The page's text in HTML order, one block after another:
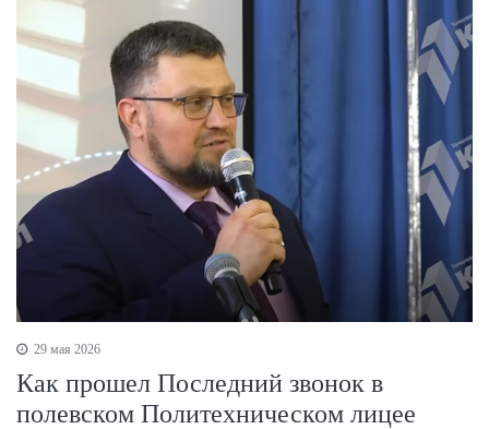
29 мая 2026
Как прошел Последний звонок в
полевском Политехническом лицее